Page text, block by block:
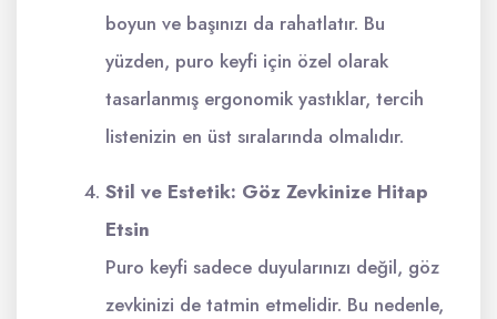
boyun ve başınızı da rahatlatır. Bu
yüzden, puro keyfi için özel olarak
tasarlanmış ergonomik yastıklar, tercih
listenizin en üst sıralarında olmalıdır.
Stil ve Estetik: Göz Zevkinize Hitap
Etsin
Puro keyfi sadece duyularınızı değil, göz
zevkinizi de tatmin etmelidir. Bu nedenle,